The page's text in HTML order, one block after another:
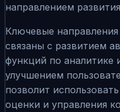
направлением
Ключевые направления
связаны с развитием
функций по аналитике
улучшением
позволит
оценки и управления